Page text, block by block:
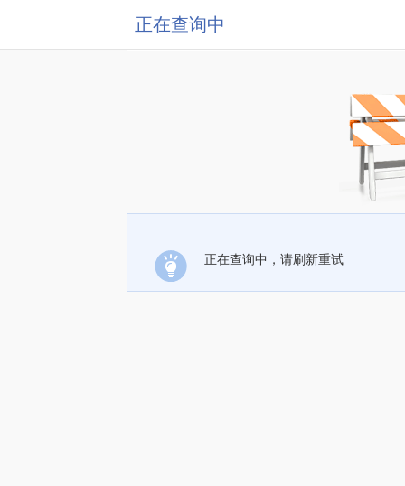
正在查询中
正在查询中，请刷新重试